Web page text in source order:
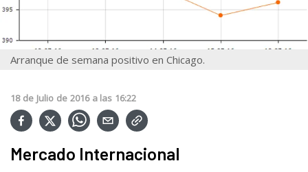
Arranque de semana positivo en Chicago.
18 de Julio de 2016 a las 16:22
Mercado Internacional